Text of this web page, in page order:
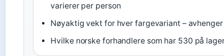
varierer per person
Nøyaktig vekt for hver fargevariant –
Hvilke norske forhandlere som har 530 på